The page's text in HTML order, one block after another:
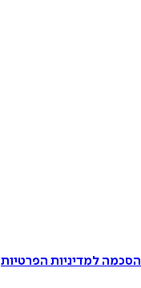
הסכמה למדיניות הפרטיות